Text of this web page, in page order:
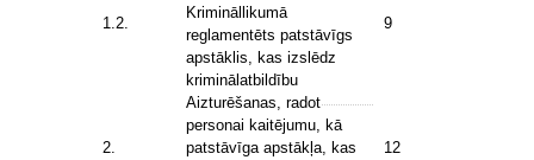
1.2.
Krimināllikumā
reglamentēts patstāvīgs
apstāklis, kas izslēdz
kriminālatbildību
9
2.
Aizturēšanas, radot
personai kaitējumu, kā
patstāvīga apstākļa, kas
12